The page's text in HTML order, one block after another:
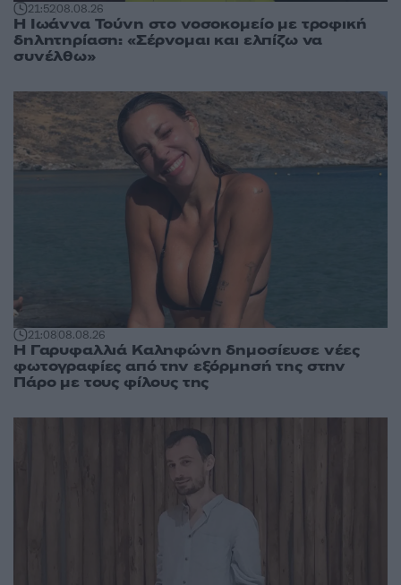
21:5208.08.26
Η Ιωάννα Τούνη στο νοσοκομείο με τροφική
δηλητηρίαση: «Σέρνομαι και ελπίζω να
συνέλθω»
21:0808.08.26
Η Γαρυφαλλιά Καληφώνη δημοσίευσε νέες
φωτογραφίες από την εξόρμησή της στην
Πάρο με τους φίλους της